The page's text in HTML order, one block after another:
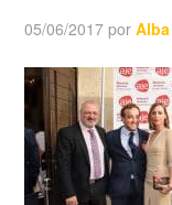
05/06/2017 por